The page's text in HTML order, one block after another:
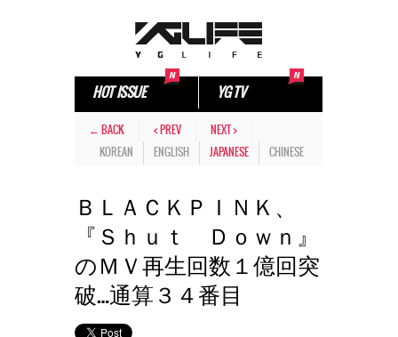
HOT ISSUE YG TV
← BACK < PREV
NEXT >
KOREAN
ENGLISH JAPANESE CHINESE
ＢＬＡＣＫＰＩＮＫ、
『Ｓｈｕｔ Ｄｏｗｎ』
のＭＶ再生回数１億回突
破…通算３４番目